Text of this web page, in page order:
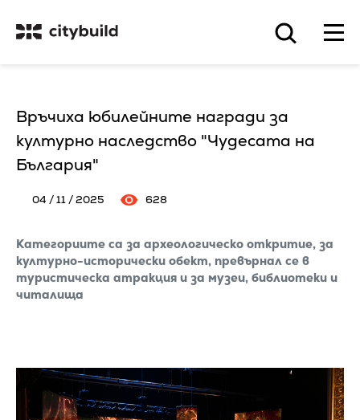
Връчиха юбилейните награди за
културно наследство "Чудесата на
България"
04 / 11 / 2025 628
Категориите са за археологическо откритие, за
културно-исторически обект, превърнал се в
туристическа атракция и за музеи, библиотеки и
читалища